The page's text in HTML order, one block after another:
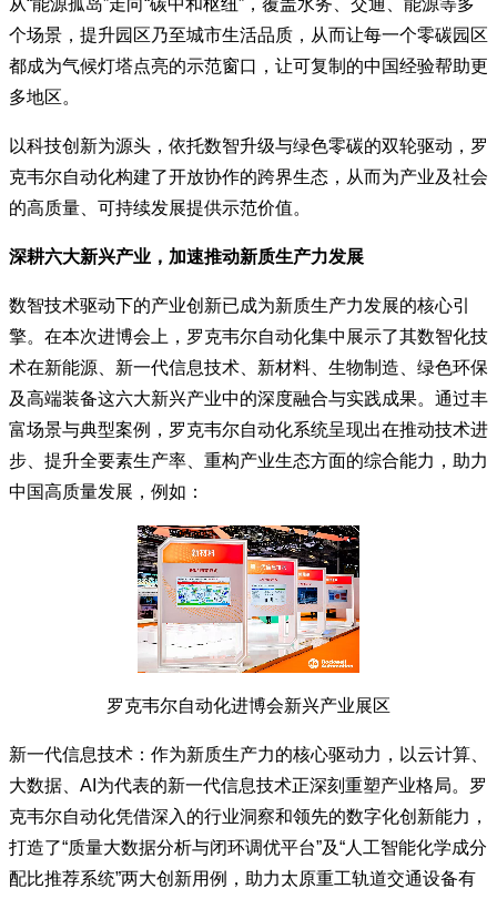
从“能源孤岛”走向“碳中和枢纽”，覆盖水务、交通、能源等多
个场景，提升园区乃至城市生活品质，从而让每一个零碳园区
都成为气候灯塔点亮的示范窗口，让可复制的中国经验帮助更
多地区。
以科技创新为源头，依托数智升级与绿色零碳的双轮驱动，罗
克韦尔自动化构建了开放协作的跨界生态，从而为产业及社会
的高质量、可持续发展提供示范价值。
深耕六大新兴产业，加速推动新质生产力发展
数智技术驱动下的产业创新已成为新质生产力发展的核心引
擎。在本次进博会上，罗克韦尔自动化集中展示了其数智化技
术在新能源、新一代信息技术、新材料、生物制造、绿色环保
及高端装备这六大新兴产业中的深度融合与实践成果。通过丰
富场景与典型案例，罗克韦尔自动化系统呈现出在推动技术进
步、提升全要素生产率、重构产业生态方面的综合能力，助力
中国高质量发展，例如：
罗克韦尔自动化进博会新兴产业展区
新一代信息技术：作为新质生产力的核心驱动力，以云计算、
大数据、AI为代表的新一代信息技术正深刻重塑产业格局。罗
克韦尔自动化凭借深入的行业洞察和领先的数字化创新能力，
打造了“质量大数据分析与闭环调优平台”及“人工智能化学成分
配比推荐系统”两大创新用例，助力太原重工轨道交通设备有